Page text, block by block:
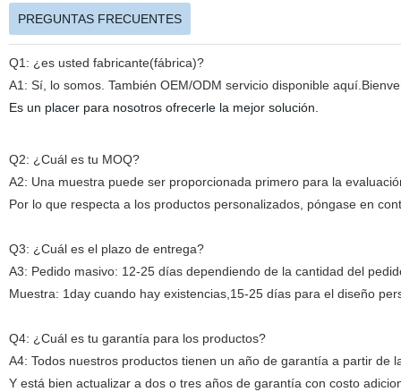
PREGUNTAS FRECUENTES
Q1: ¿es usted fabricante(fábrica)?
A1: Sí, lo somos. También OEM/ODM servicio disponible
Es un placer para nosotros ofrecerle la mejor solución.
Q2: ¿Cuál es tu MOQ?
A2: Una muestra puede ser proporcionada primero para la
Por lo que respecta a los productos personalizados, póngase en
Q3: ¿Cuál es el plazo de entrega?
A3: Pedido masivo: 12-25 días dependiendo de la cantidad del
Muestra: 1day cuando hay existencias,15-25 días para el diseño
Q4: ¿Cuál es tu garantía para los productos?
A4: Todos nuestros productos tienen un año de garantía a partir de
Y está bien actualizar a dos o tres años de garantía con costo